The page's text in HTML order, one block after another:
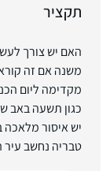
תקציר
האם יש צורך
משנה אם זה
מקדימה ליום
כגון תשעה באב
יש איסור
טבריה נחשב עיר